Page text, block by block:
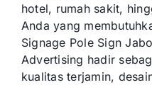
hotel, rumah sakit,
Anda yang
Signage Pole Sign
Advertising hadir
kualitas terjamin,